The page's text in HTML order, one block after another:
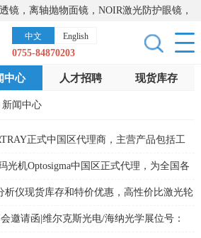
镜，离轴抛物面镜，NOIR激光防护眼镜，
台，激光器，光谱仪，红外热像仪，激光
中文 English
0755-84870203
中心 人才招聘 现货库存
新闻中心
正式中国区代理商，主营产品包括工
光机Optosigma中国区正式代理，为全国各
品选型
析仪现货库存和特价优惠，高性价比激光轮
邀请函|维尔克斯光电/海纳光学展位号：